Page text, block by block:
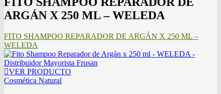
ARGÁN X 250 ML – WELEDA
FITO SHAMPOO REPARADOR DE ARGÁN X 250 ML –
WELEDA
VER PRODUCTO
Cosmética Natural